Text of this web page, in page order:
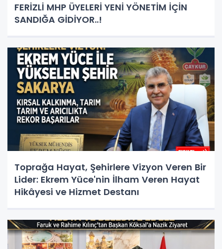
FERİZLİ MHP ÜYELERİ YENİ YÖNETİM İÇİN
SANDIĞA GİDİYOR..!
Toprağa Hayat, Şehirlere Vizyon Veren Bir
Lider: Ekrem Yüce'nin İlham Veren Hayat
Hikâyesi ve Hizmet Destanı